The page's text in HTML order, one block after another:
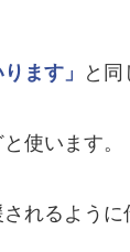
ます」 と同
使います。
れるように